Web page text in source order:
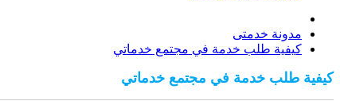
مدونة خدمتى
كيفية طلب خدمة في مجتمع خدماتي
كيفية طلب خدمة في مجتمع خدماتي